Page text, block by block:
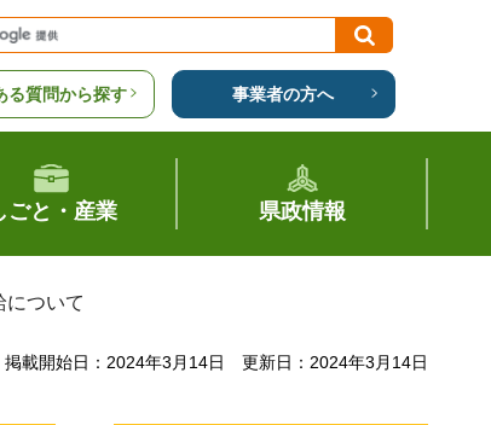
る質問から探す 事業者の方へ
ごと・産業 県政情報
について
掲載開始日：2024年3月14日 更新日：2024年3月14日